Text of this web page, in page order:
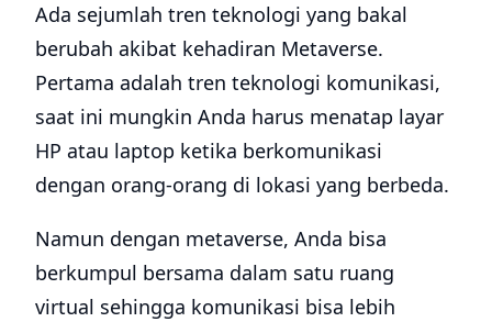
Ada sejumlah tren teknologi yang bakal
berubah akibat kehadiran Metaverse.
Pertama adalah tren teknologi komunikasi,
saat ini mungkin Anda harus menatap layar
HP atau laptop ketika berkomunikasi
dengan orang-orang di lokasi yang berbeda.
Namun dengan metaverse, Anda bisa
berkumpul bersama dalam satu ruang
virtual sehingga komunikasi bisa lebih